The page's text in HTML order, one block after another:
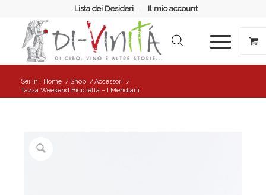
Lista dei Desideri Il mio account
Sei in: Home / Shop / Accessori /
Tazza Weekend Bicicletta – I Meridiani